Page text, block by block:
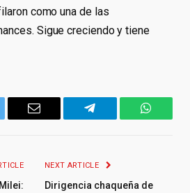
como una de las
Sigue creciendo y tiene
Email Telegram
NEXT ARTICLE
Dirigencia chaqueña de